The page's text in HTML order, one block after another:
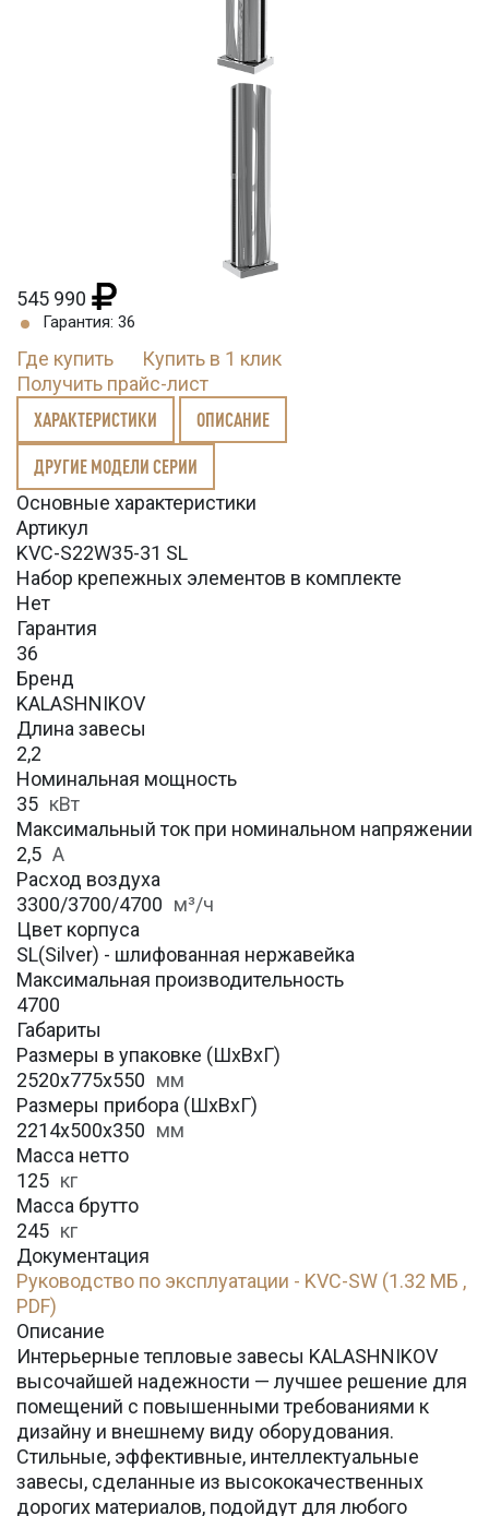
545 990
Гарантия: 36
Где купить
Купить в 1 клик
Получить прайс-лист
ХАРАКТЕРИСТИКИ ОПИСАНИЕ
ДРУГИЕ МОДЕЛИ СЕРИИ
Основные характеристики
Артикул
KVC-S22W35-31 SL
Набор крепежных элементов в комплекте
Нет
Гарантия
36
Бренд
KALASHNIKOV
Длина завесы
2,2
Номинальная мощность
35 кВт
Максимальный ток при номинальном напряжении
2,5 А
Расход воздуха
3300/3700/4700 м³/ч
Цвет корпуса
SL(Silver) - шлифованная нержавейка
Максимальная производительность
4700
Габариты
Размеры в упаковке (ШхВхГ)
2520х775х550 мм
Размеры прибора (ШхВхГ)
2214х500х350 мм
Масса нетто
125 кг
Масса брутто
245 кг
Документация
Руководство по эксплуатации - KVC-SW (1.32 МБ ,
PDF)
Описание
Интерьерные тепловые завесы KALASHNIKOV
высочайшей надежности — лучшее решение для
помещений с повышенными требованиями к
дизайну и внешнему виду оборудования.
Стильные, эффективные, интеллектуальные
завесы, сделанные из высококачественных
дорогих материалов, подойдут для любого